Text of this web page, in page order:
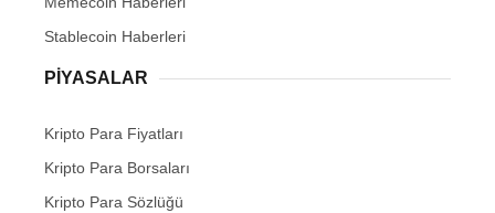
Stablecoin Haberleri
PIYASALAR
Kripto Para Fiyatları
Kripto Para Borsaları
Kripto Para Sözlüğü